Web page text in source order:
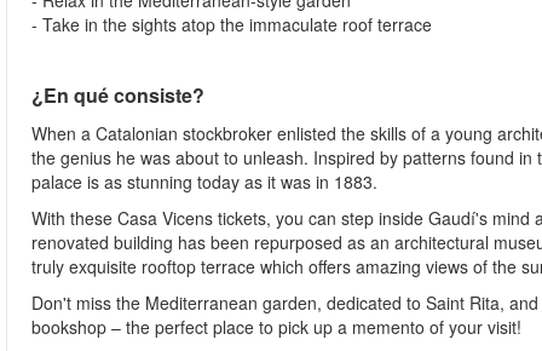
- Take in the sights atop the immaculate roof terrace
¿En qué consiste?
When a Catalonian stockbroker enlisted the skills of a young
the genius he was about to unleash. Inspired by patterns found
palace is as stunning today as it was in 1883.
With these Casa Vicens tickets, you can step inside Gaudí's
renovated building has been repurposed as an architectural
truly exquisite rooftop terrace which offers amazing views of the
Don't miss the Mediterranean garden, dedicated to Saint Rita,
bookshop – the perfect place to pick up a memento of your visit!